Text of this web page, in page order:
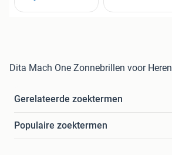
Dita Mach One Zonnebrillen voor Heren
Gerelateerde zoektermen
Populaire zoektermen